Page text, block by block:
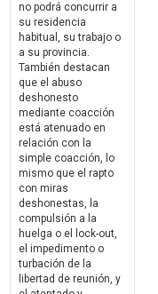
no podrá concurrir a
su residencia
habitual, su trabajo o
a su provincia.
También destacan
que el abuso
deshonesto
mediante coacción
está atenuado en
relación con la
simple coacción, lo
mismo que el rapto
con miras
deshonestas, la
compulsión a la
huelga o el lock-out,
el impedimento o
turbación de la
libertad de reunión, y